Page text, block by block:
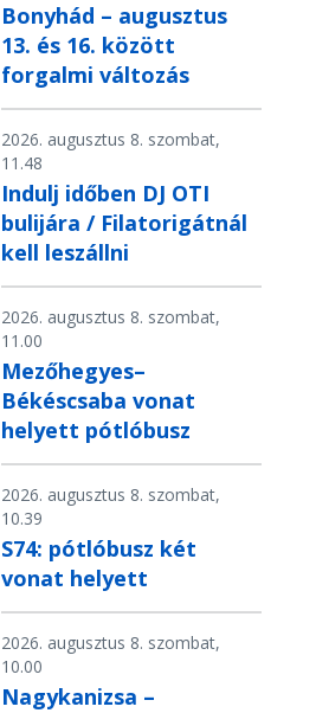
Bonyhád – augusztus
13. és 16. között
forgalmi változás
2026. augusztus 8. szombat,
11.48
Indulj időben DJ OTI
bulijára / Filatorigátnál
kell leszállni
2026. augusztus 8. szombat,
11.00
Mezőhegyes–
Békéscsaba vonat
helyett pótlóbusz
2026. augusztus 8. szombat,
10.39
S74: pótlóbusz két
vonat helyett
2026. augusztus 8. szombat,
10.00
Nagykanizsa –